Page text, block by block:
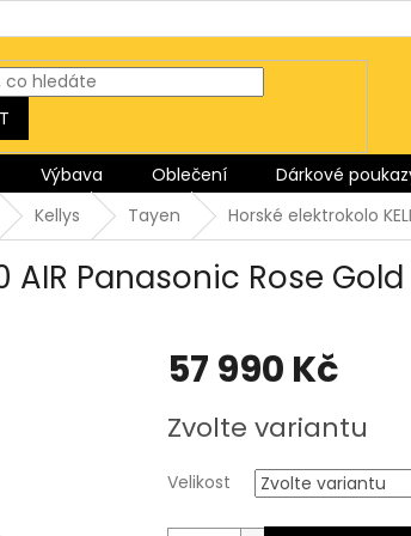
Výbava Oblečení Dárkové
Kellys Tayen Horské elektrokolo
AIR Panasonic Rose Gold
57 990 Kč
cena:
Zvolte variantu
Velikost